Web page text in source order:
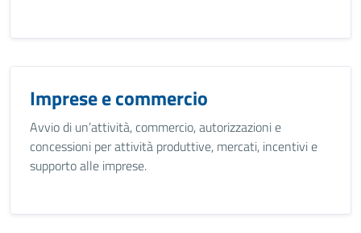
Imprese e commercio
Avvio di un’attività, commercio, autorizzazioni e
concessioni per attività produttive, mercati, incentivi e
supporto alle imprese.